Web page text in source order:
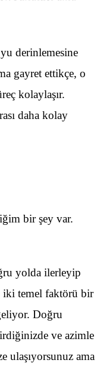
derinlemesine
gayret ettikçe, o
kolaylaşır.
daha kolay
bir şey var.
yolda ilerleyip
iki temel faktörü bir
Doğru
ve azimle
ulaşıyorsunuz ama